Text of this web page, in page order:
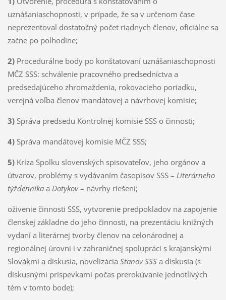
uznášaniaschopnosti, v prípade, že sa v určenom čase
neprezentoval dostatočný počet riadnych členov, oficiálne sa
začne po polhodine;
2)Procedurálne body po konštatovaní uznášaniaschopnosti
MČZ SSS: schválenie pracovného predsedníctva a
predsedajúceho zhromaždenia, rokovacieho poriadku,
verejná voľba členov mandátovej a návrhovej komisie;
3)Správa predsedu Kontrolnej komisie SSS o činnosti;
4)Správa mandátovej komisie MČZ SSS;
5)Kríza Spolku slovenských spisovateľov, jeho orgánov a
útvarov, problémy s vydávaním časopisov SSS – Literárneho
týždenníka a Dotykov– návrhy riešení;
oživenie činnosti SSS, vytvorenie predpokladov na zapojenie
členskej základne do jeho činnosti, na prezentáciu knižných
vydaní a literárnej tvorby členov na celonárodnej a
regionálnej úrovni i v zahraničnej spolupráci s krajanskými
Slovákmi a diskusia, novelizácia Stanov SSSa diskusia (s
diskusnými príspevkami počas prerokúvanie jednotlivých
tém v tomto bode);